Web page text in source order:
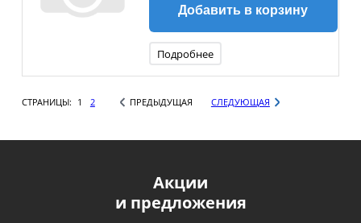
Добавить в корзину
Подробнее
СТРАНИЦЫ: 1 2 ПРЕДЫДУЩАЯ СЛЕДУЮЩАЯ
Акции
и предложения